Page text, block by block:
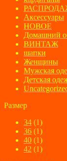
Аксессуары
НОВОЕ
Домашний
ВИНТАЖ
шапки
Женщины
Мужская
Детская
Размер
34 (1)
36 (1)
40 (1)
42 (1)